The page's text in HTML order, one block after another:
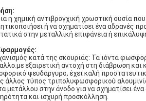
η χημική αντιβρογχική χρωστική ουσία
ή να σχηματίσει ένα αδρανές
στην μεταλλική επιφάνεια ή
κατά της σκουριάς: Τα ιόντα
εξαιρετική αντοχή στη διάβρωση
ψευδάργυρο, έχει καλή
άλλος τύπος τριπολυφωσφορικού
μετάλλου στην άνοδο για να σχηματίσει
και ισχυρή προσκόλληση.